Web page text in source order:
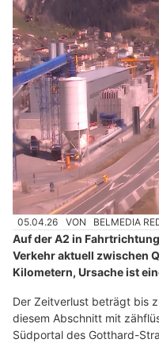
05.04.26 VON BELMEDIA
Auf der A2 in
Verkehr aktuell zwischen
Kilometern, Ursache ist
Der Zeitverlust beträgt bis
diesem Abschnitt mit
Südportal des Gotthard-